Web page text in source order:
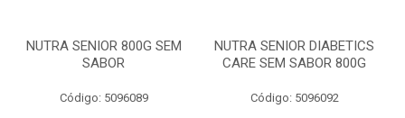
NUTRA SENIOR 800G SEM
SABOR
Código: 5096089
NUTRA SENIOR DIABETICS
CARE SEM SABOR 800G
Código: 5096092